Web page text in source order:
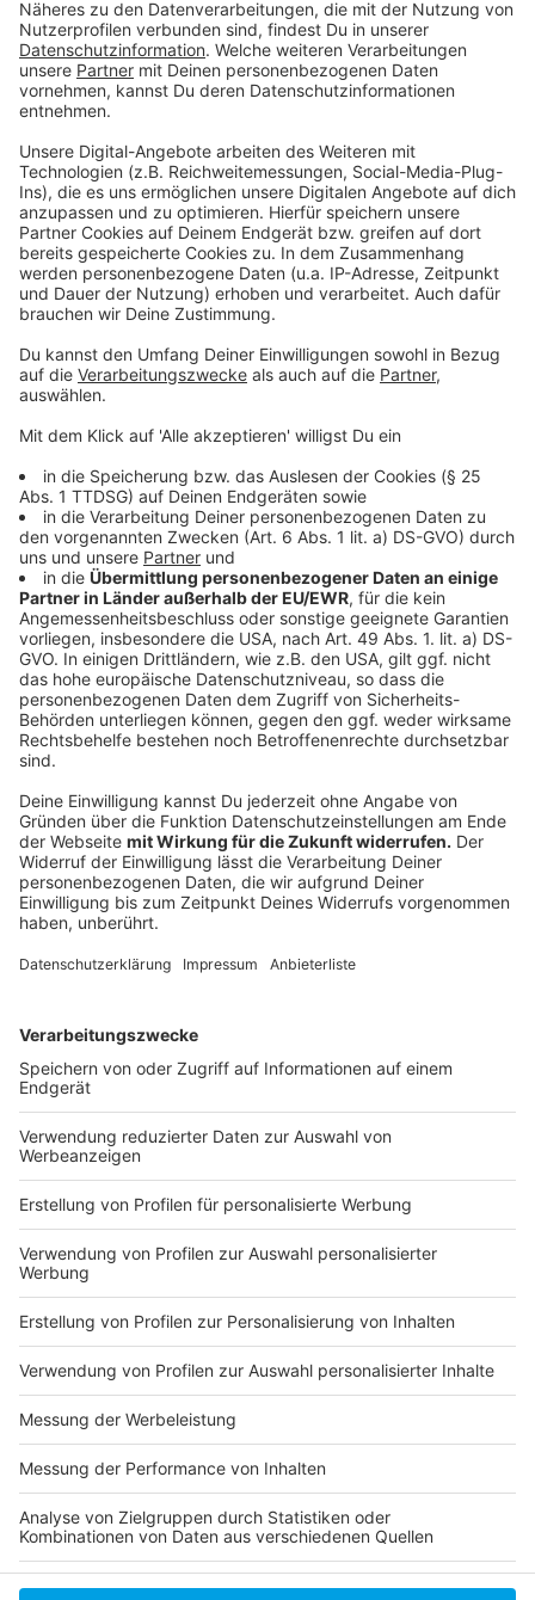
Mehr Informationen
Akzeptieren
powered byUsercentrics Consent
Management Platform
Hier überträgt das Comitee Düsseldorfer Carneval die
Hoppeditz-Rede
Wenn der Hoppeditz erwacht, werden wieder hunderte
Jecken nach ihrem Umzug durch die Altstadt auf dem
Marktplatz versammelt sein. Die erwartet dann im
Jubiläumsjahr ein deutlich längeres Programm als in
an gleicher Stelle vor dem Rathaus noch die große
"Hoppeditz-Party". Die Jubiläums-Session wird eine
Rosenmontagszug am 3. März 2025.
Anzeige
Kartenvorverkauf für die Altweiber-Party von
Antenne Düsseldorf
Anzeige
Und noch ein Hinweis in eigener Sache: Seit heute
läuft auch der Kartenvorverkauf für die
Party von Antenne Düsseldorfam 27. Februar
kommenden Jahres in der Nachtresidenz.
Anzeige
Weitere Infos und Links zum Thema:
Weitere Infos zum Hoppeditz-Erwachen
Comitee Düsseldorfer Carneval
Hier gibt es Tickets für die Altweiber-Party von
Antenne Düsseldorf
Veranstaltungskalender für die Session 2025
Hoppeditz Tom Bauer im Interview mit der RP
Anzeige
Anzeige